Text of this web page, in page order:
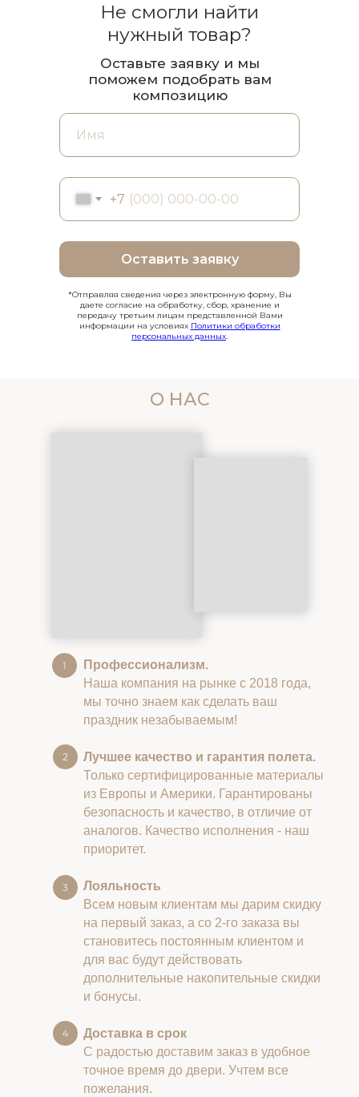
+7
Оставить заявку
Не смогли найти
нужный товар?
Оставьте заявку и мы
поможем подобрать вам
композицию
*Отправляя сведения через электронную форму, Вы
даете согласие на обработку, сбор, хранение и
передачу третьим лицам представленной Вами
информации на условиях Политики обработки
персональных данных.
О НАС
Профессионализм.
Наша компания на рынке с 2018 года,
мы точно знаем как сделать ваш
праздник незабываемым!
Лучшее качество и гарантия полета.
Только сертифицированные материалы
из Европы и Америки. Гарантированы
безопасность и качество, в отличие от
аналогов. Качество исполнения - наш
приоритет.
Лояльность
Всем новым клиентам мы дарим скидку
на первый заказ, а со 2-го заказа вы
становитесь постоянным клиентом и
для вас будут действовать
дополнительные накопительные скидки
и бонусы.
Доставка в срок
С радостью доставим заказ в удобное
точное время до двери. Учтем все
пожелания.